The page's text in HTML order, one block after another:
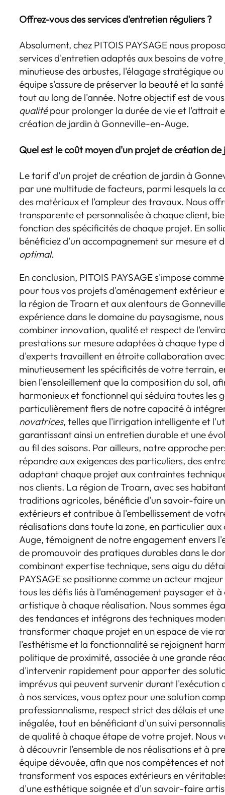
Offrez-vous des services d'entretien réguliers ?
Absolument, chez PITOIS PAYSAGE nous
services d'entretien adaptés aux besoins de
minutieuse des arbustes, l'élagage stratégique
équipe s'assure de préserver la beauté et la
tout au long de l'année. Notre objectif est de
qualitépour prolonger la durée de vie et l'attrait
création de jardin à Gonneville-en-Auge.
Quel est le coût moyen d'un projet de création de
Le tarif d'un projet de création de jardin à
par une multitude de facteurs, parmi lesquels la
des matériaux et l'ampleur des travaux. Nous
transparente et personnalisée à chaque client,
fonction des spécificités de chaque projet. En
bénéficiez d'un accompagnement sur mesure et
optimal.
En conclusion, PITOIS PAYSAGE s'impose
pour tous vos projets d'aménagement extérieur
la région de Troarn et aux alentours de
expérience dans le domaine du paysagisme,
combiner innovation, qualité et respect de
prestations sur mesure adaptées à chaque type
d'experts travaillent en étroite collaboration
minutieusement les spécificités de votre terrain,
bien l'ensoleillement que la composition du sol,
harmonieux et fonctionnel qui séduira toutes les
particulièrement fiers de notre capacité à
novatrices, telles que l'irrigation intelligente et
garantissant ainsi un entretien durable et une
au fil des saisons. Par ailleurs, notre approche
répondre aux exigences des particuliers, des
adaptant chaque projet aux contraintes
nos clients. La région de Troarn, avec ses
traditions agricoles, bénéficie d'un savoir-faire
extérieurs et contribue à l'embellissement de
réalisations dans toute la zone, en particulier
Auge, témoignent de notre engagement envers
de promouvoir des pratiques durables dans le
combinant expertise technique, sens aigu du
PAYSAGE se positionne comme un acteur
tous les défis liés à l'aménagement paysager et
artistique à chaque réalisation. Nous sommes
des tendances et intégrons des techniques
transformer chaque projet en un espace de vie
l'esthétisme et la fonctionnalité se rejoignent
politique de proximité, associée à une grande
d'intervenir rapidement pour apporter des
imprévus qui peuvent survenir durant l'exécution
à nos services, vous optez pour une solution
professionnalisme, respect strict des délais et
inégalée, tout en bénéficiant d'un suivi
de qualité à chaque étape de votre projet. Nous
à découvrir l'ensemble de nos réalisations et à
équipe dévouée, afin que nos compétences et
transforment vos espaces extérieurs en
d'une esthétique soignée et d'un savoir-faire